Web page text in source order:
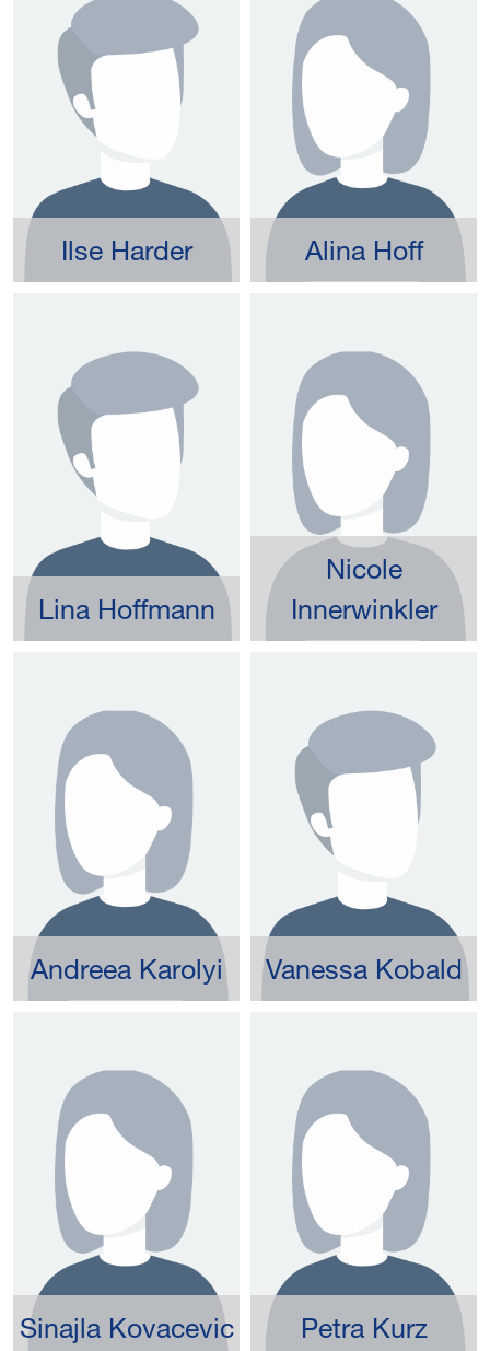
Ilse Harder Alina Hoff
Lina Hoffmann
Nicole
Innerwinkler
Andreea Karolyi Vanessa Kobald
Sinajla Kovacevic Petra Kurz